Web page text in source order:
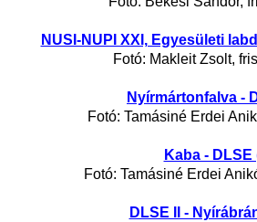
NUSI-NUPI XXI, Egyesületi
Fotó: Makleit Zsolt,
Nyírmártonfalva -
Fotó: Tamásiné Erdei
Kaba - DLSE
Fotó: Tamásiné Erdei
DLSE II -